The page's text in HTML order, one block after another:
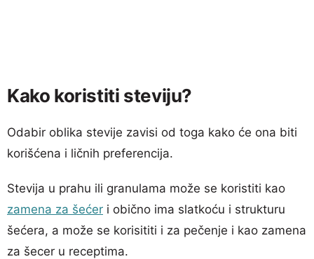
Kako koristiti steviju?
Odabir oblika stevije zavisi od toga kako će ona biti
korišćena i ličnih preferencija.
Stevija u prahu ili granulama može se koristiti kao
zamena za šećer i obično ima slatkoću i strukturu
šećera, a može se korisititi i za pečenje i kao zamena
za šecer u receptima.